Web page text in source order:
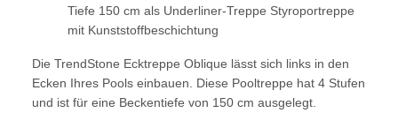
Tiefe 150 cm als Underliner-Treppe Styroportreppe
mit Kunststoffbeschichtung
Die TrendStone Ecktreppe Oblique lässt sich links in den
Ecken Ihres Pools einbauen. Diese Pooltreppe hat 4 Stufen
und ist für eine Beckentiefe von 150 cm ausgelegt.